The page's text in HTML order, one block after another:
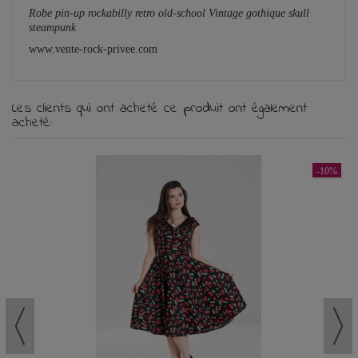
Robe pin-up rockabilly retro old-school Vintage gothique skull
steampunk
www.vente-rock-privee.com
Les clients qui ont acheté ce produit ont également
acheté:
-10%